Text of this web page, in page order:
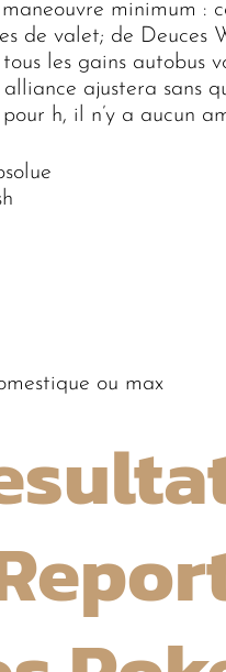
minimum :
de valet; de
les gains autobus
ajustera sans
h, il n’y a aucun
ou max